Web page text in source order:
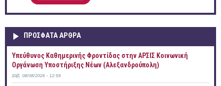
ΠΡOΣΦΑΤΑ AΡΘΡΑ
Yπεύθυνος Καθημερινής Φροντίδας στην ΑΡΣΙΣ Κοινωνική
Οργάνωση Υποστήριξης Νέων (Αλεξανδρούπολη)
Σάβ, 08/08/2026 - 12:59